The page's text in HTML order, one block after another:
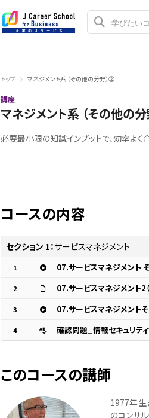
トップ マネジメント系 （その他の分野）②
講座
マネジメント系 （その他の
必要最小限の知識インプットで、効率よ
コースの内容
セクション 1：サービスマネジメント
1
2
3
4 確認問題_情報セキュリテ
このコースの講師
1977年生
のコンサ